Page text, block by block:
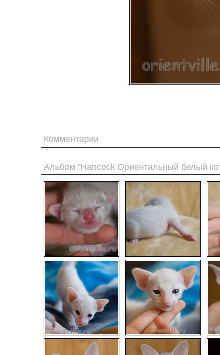
Комментарии
Альбом "Hancock Ориентальный белый